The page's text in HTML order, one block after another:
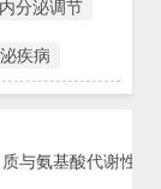
分泌调节
疾病
与氨基酸代谢性疾